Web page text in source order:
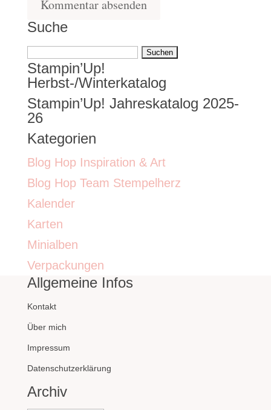
Suche
Suchen
nach:
Stampin’Up!
Herbst-/Winterkatalog
Stampin’Up! Jahreskatalog 2025-
26
Kategorien
Blog Hop Inspiration & Art
Blog Hop Team Stempelherz
Kalender
Karten
Minialben
Verpackungen
Allgemeine Infos
Kontakt
Über mich
Impressum
Datenschutzerklärung
Archiv